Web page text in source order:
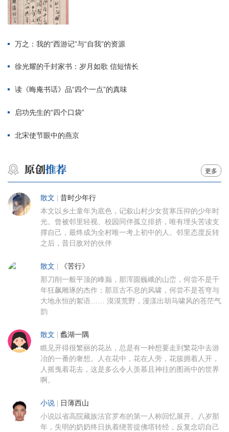
万之：我的“西游记”与“自我”的资源
徐光耀的千封家书：岁月如歌 信短情长
读《晦庵书话》品“四个一点”的真味
启功先生的“四个口袋”
北宋使节眼中的燕京
更多
散文 昔时少年行
本文以乡土童年为底色，记叙山村少女贫寒压抑的少年时
光。曾被邻里轻视、校园同伴孤立排挤，唯有埋头苦读支
撑自己，最终成为全村唯一考上初中的人。邻里态度反转
之后，昔日敌对的伙伴
散文 《苦行》
那刀削一般平顶的峰巅，那浑圆巍峨的山峦，何尝不是千
年狂飙雕琢的杰作；那亘古不息的风啸，何尝不是苍穹与
大地永恒的絮语…… 漠漠荒野，漫漾出胡马啸风的苍茫气
韵
散文 蠡湖一隅
瞧见开得很繁丽的花丛，总是有一种想要走到繁花中去游
冶的一番的奢想。人在花中，花在人旁，花簇拥着人开，
人摇曳着花去，这是多么令人羡慕且神往的图画中的世界
啊。
小说 日薄西山
小说以省高院藏族法官罗布的第一人称回忆展开。八岁那
年，失明的奶奶终日执着绕菩提佛塔转经，反复念叨自己